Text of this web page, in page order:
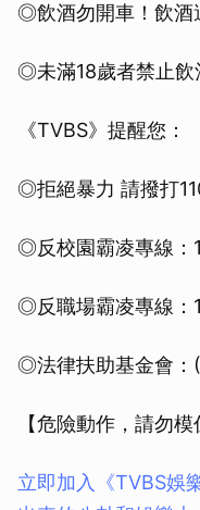
◎飲酒勿開車！飲酒
◎未滿18歲者禁止飲
《TVBS》提醒您：
◎拒絕暴力 請撥打
◎反校園霸凌專線：
◎反職場霸凌專線：
◎法律扶助基金會
【危險動作，請勿模
立即加入《TVBS娛